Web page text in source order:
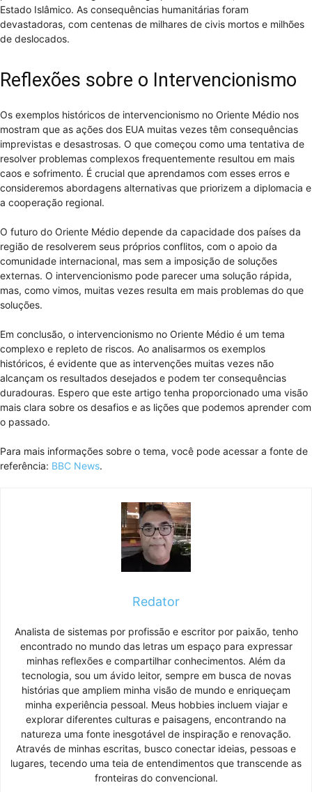
Estado Islâmico. As consequências humanitárias foram
devastadoras, com centenas de milhares de civis mortos e milhões
de deslocados.
Reflexões sobre o Intervencionismo
Os exemplos históricos de intervencionismo no Oriente Médio nos
mostram que as ações dos EUA muitas vezes têm consequências
imprevistas e desastrosas. O que começou como uma tentativa de
resolver problemas complexos frequentemente resultou em mais
caos e sofrimento. É crucial que aprendamos com esses erros e
consideremos abordagens alternativas que priorizem a diplomacia e
a cooperação regional.
O futuro do Oriente Médio depende da capacidade dos países da
região de resolverem seus próprios conflitos, com o apoio da
comunidade internacional, mas sem a imposição de soluções
externas. O intervencionismo pode parecer uma solução rápida,
mas, como vimos, muitas vezes resulta em mais problemas do que
soluções.
Em conclusão, o intervencionismo no Oriente Médio é um tema
complexo e repleto de riscos. Ao analisarmos os exemplos
históricos, é evidente que as intervenções muitas vezes não
alcançam os resultados desejados e podem ter consequências
duradouras. Espero que este artigo tenha proporcionado uma visão
mais clara sobre os desafios e as lições que podemos aprender com
o passado.
Para mais informações sobre o tema, você pode acessar a fonte de
referência: BBC News.
Redator
Analista de sistemas por profissão e escritor por paixão, tenho
encontrado no mundo das letras um espaço para expressar
minhas reflexões e compartilhar conhecimentos. Além da
tecnologia, sou um ávido leitor, sempre em busca de novas
histórias que ampliem minha visão de mundo e enriqueçam
minha experiência pessoal. Meus hobbies incluem viajar e
explorar diferentes culturas e paisagens, encontrando na
natureza uma fonte inesgotável de inspiração e renovação.
Através de minhas escritas, busco conectar ideias, pessoas e
lugares, tecendo uma teia de entendimentos que transcende as
fronteiras do convencional.